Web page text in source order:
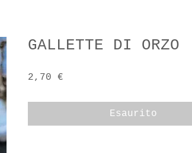
GALLETTE DI ORZO
2,70 €
Esaurito